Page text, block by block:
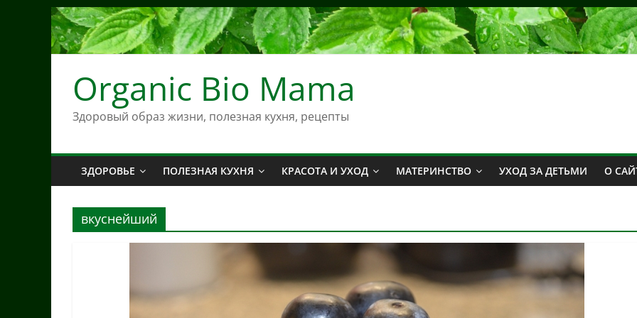
Skip
to
content
Organic Bio Mama
Здоровый образ жизни, полезная кухня, рецепты
ЗДОРОВЬЕ ПОЛЕЗНАЯ КУХНЯ КРАСОТА И УХОД МАТЕРИНСТВО УХОД ЗА ДЕТЬМИ О
вкуснейший